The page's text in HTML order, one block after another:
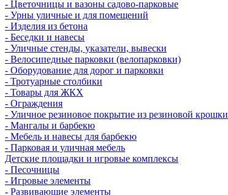
- Цветочницы и вазоны садово-парковые
- Урны уличные и для помещений
- Изделия из бетона
- Беседки и навесы
- Уличные стенды, указатели, вывески
- Велосипедные парковки (велопарковки)
- Оборудование для дорог и парковки
- Тротуарные столбики
- Товары для ЖКХ
- Ограждения
- Уличное резиновое покрытие из резиновой крошки
- Мангалы и барбекю
- Мебель и навесы для барбекю
- Парковая и уличная мебель
Детские площадки и игровые комплексы
- Песочницы
- Игровые элементы
- Развивающие элементы